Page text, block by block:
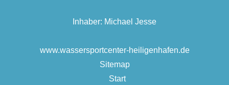
Inhaber: Michael Jesse
www.wassersportcenter-heiligenhafen.de
Sitemap
Start